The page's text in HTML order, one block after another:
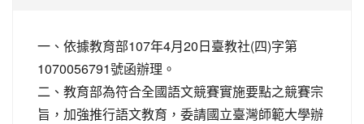
一、依據教育部107年4月20日臺教社(四)字第
1070056791號函辦理。
二、教育部為符合全國語文競賽實施要點之競賽宗
旨，加強推行語文教育，委請國立臺灣師範大學辦